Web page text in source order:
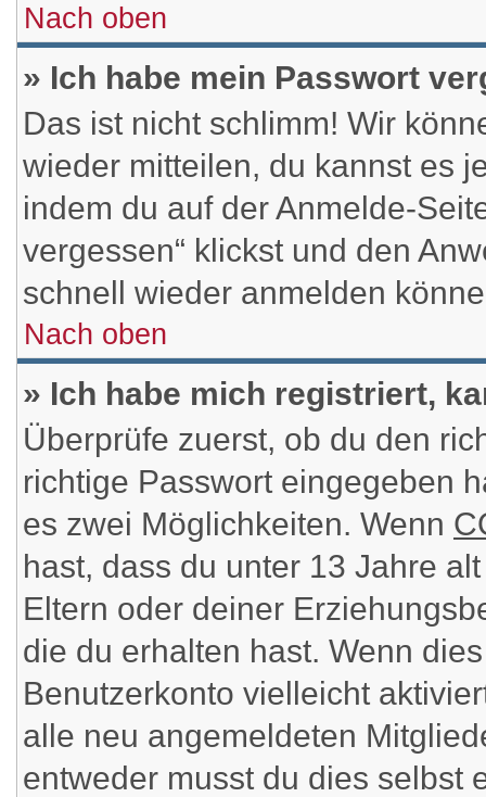
Nach oben
» Ich habe mein Passwort
Das ist nicht schlimm! Wir
wieder mitteilen, du kannst es
indem du auf der Anmelde-
vergessen“ klickst und den
schnell wieder anmelden
Nach oben
» Ich habe mich registriert,
Überprüfe zuerst, ob du den
richtige Passwort eingegeben
es zwei Möglichkeiten. Wenn
hast, dass du unter 13 Jahre
Eltern oder deiner
die du erhalten hast. Wenn
Benutzerkonto vielleicht
alle neu angemeldeten
entweder musst du dies selbst